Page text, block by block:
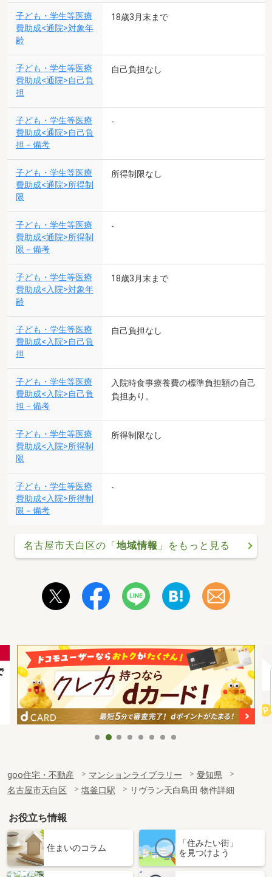
子ども・学生等医療
費助成<通院>対象年
齢
18歳3月末まで
子ども・学生等医療
費助成<通院>自己負
担
自己負担なし
子ども・学生等医療
費助成<通院>自己負
担－備考
-
子ども・学生等医療
費助成<通院>所得制
限
所得制限なし
子ども・学生等医療
費助成<通院>所得制
限－備考
-
子ども・学生等医療
費助成<入院>対象年
齢
18歳3月末まで
子ども・学生等医療
費助成<入院>自己負
担
自己負担なし
子ども・学生等医療
費助成<入院>自己負
担－備考
入院時食事療養費の標準負担額の自己
負担あり。
子ども・学生等医療
費助成<入院>所得制
限
所得制限なし
子ども・学生等医療
費助成<入院>所得制
限－備考
-
名古屋市天白区の「地域情報 」をもっと見る
goo住宅・不動産 マンションライブラリー
愛知県
名古屋市天白区
塩釜口駅 リヴラン天白島田 物件詳細
お役立ち情報
住まいのコラム
「住みたい街」
を見つけよう